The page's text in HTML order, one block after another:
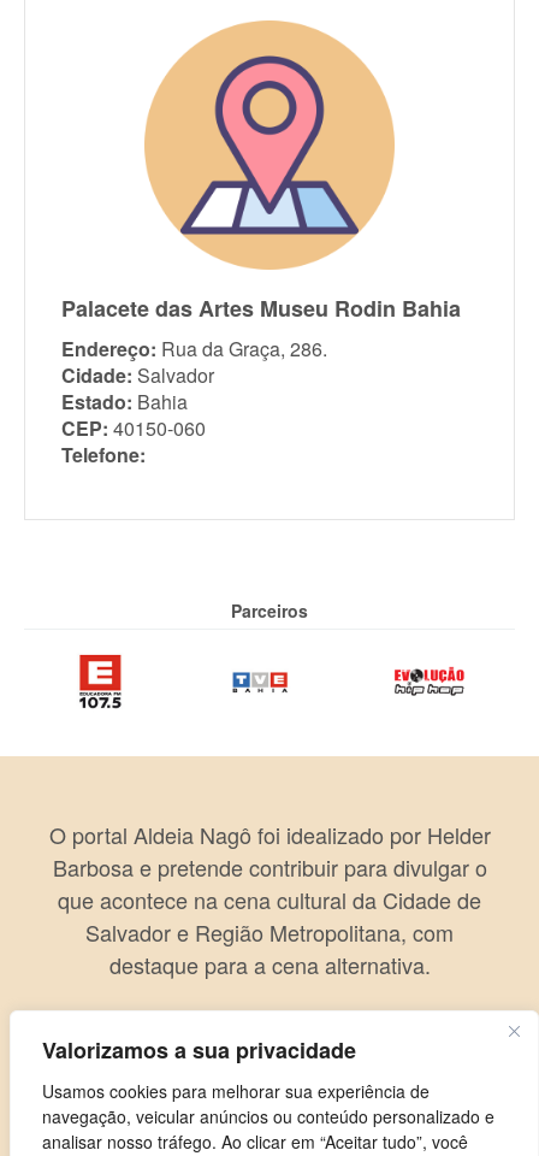
Valorizamos a sua privacidade
Usamos cookies para melhorar sua experiência de
navegação, veicular anúncios ou conteúdo personalizado e
analisar nosso tráfego. Ao clicar em “Aceitar tudo”, você
Palacete das Artes Museu Rodin Bahia
Endereço: Rua da Graça, 286.
Cidade: Salvador
Estado: Bahia
CEP: 40150-060
Telefone:
Parceiros
O portal Aldeia Nagô foi idealizado por Helder
Barbosa e pretende contribuir para divulgar o
que acontece na cena cultural da Cidade de
Salvador e Região Metropolitana, com
destaque para a cena alternativa.